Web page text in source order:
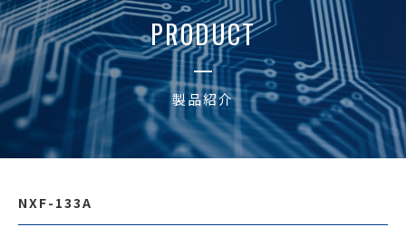
PRODUCT
製品紹介
NXF-133A